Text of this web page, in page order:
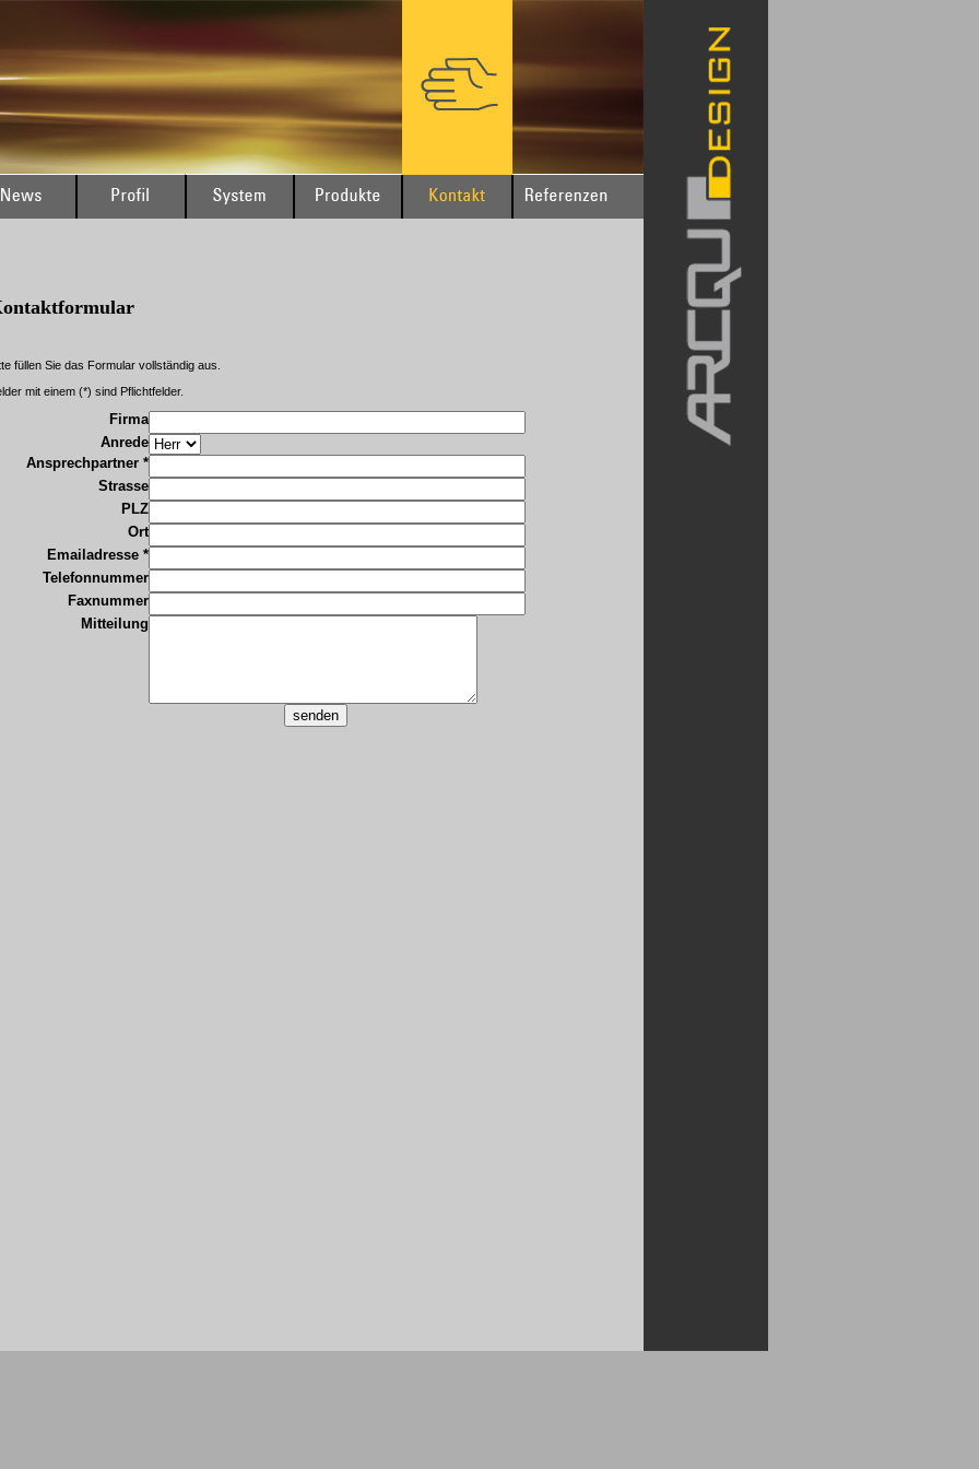
füllen Sie das Formular vollständig aus.
mit einem (*) sind Pflichtfelder.
Firma
Anrede
Ansprechpartner *
Strasse
PLZ
Ort
Emailadresse *
Telefonnummer
Faxnummer
Mitteilung